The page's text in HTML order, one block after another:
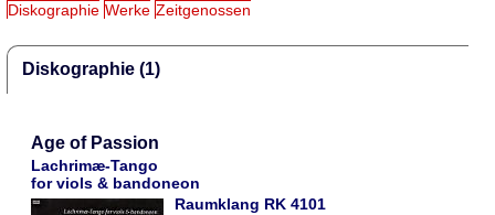
Diskographie Werke Zeitgenossen
Diskographie (1)
Age of Passion
Lachrimæ-Tango
for viols & bandoneon
Raumklang RK 4101